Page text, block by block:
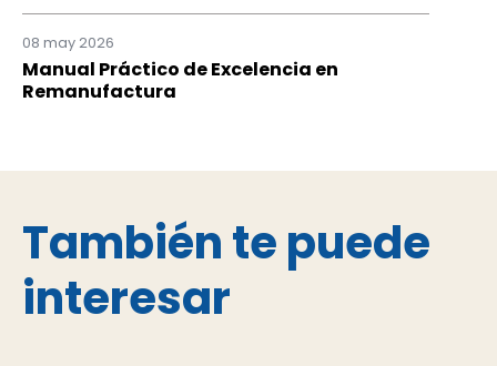
08 may 2026
Manual Práctico de Excelencia en
Remanufactura
También te puede
interesar